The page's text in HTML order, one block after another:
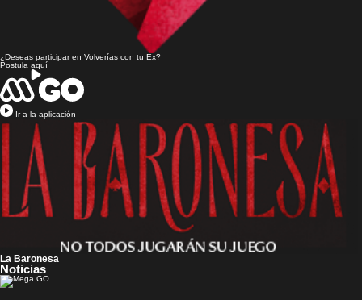
¿Deseas participar en Volverías con tu Ex?
Postula aquí
Ir a la aplicación
La Baronesa
Noticias